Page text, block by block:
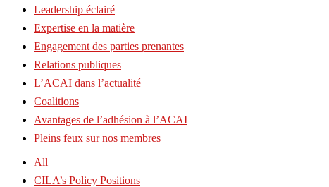
Leadership éclairé
Expertise en la matière
Engagement des parties prenantes
Relations publiques
L’ACAI dans l’actualité
Coalitions
Avantages de l’adhésion à l’ACAI
Pleins feux sur nos membres
All
CILA’s Policy Positions